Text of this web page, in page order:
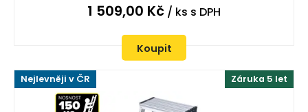
1 509,00 Kč / ks s DPH
Koupit
Záruka 5 let
Nejlevněji v ČR